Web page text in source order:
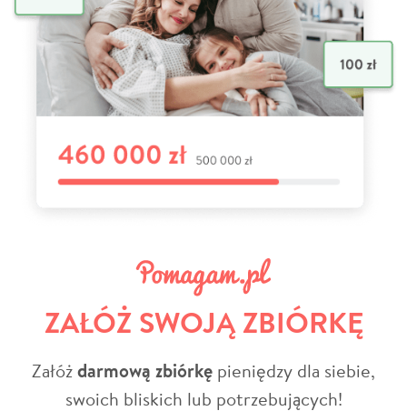
ZAŁÓŻ SWOJĄ ZBIÓRKĘ
Załóżdarmową zbiórkę pieniędzy dla siebie,
swoich bliskich lub potrzebujących!